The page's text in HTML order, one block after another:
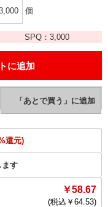
個
SPQ：3,000
還元)
ます
￥58.67
(税込￥ 64.53)